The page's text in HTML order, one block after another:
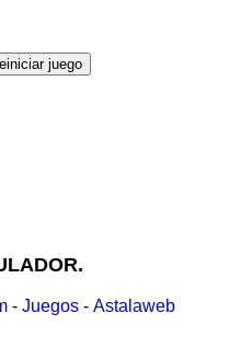
- Juegos - Astalaweb